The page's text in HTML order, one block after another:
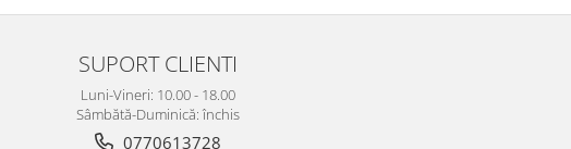
SUPORT CLIENTI
Luni-Vineri: 10.00 - 18.00
Sâmbătă-Duminică: închis
0770613728